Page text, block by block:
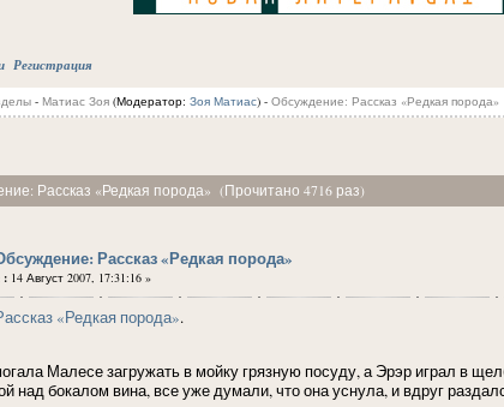
Регистрация
- Матиас Зоя(Модератор: Зоя Матиас) - Обсуждение: Рассказ «Редкая порода»
Рассказ «Редкая порода» (Прочитано 4716 раз)
Рассказ «Редкая порода»
: 14 Август 2007, 17:31:16 »
«Редкая порода».
Малесе загружать в мойку грязную посуду, а Эрэр играл в
над бокалом вина, все уже думали, что она уснула, и вдруг